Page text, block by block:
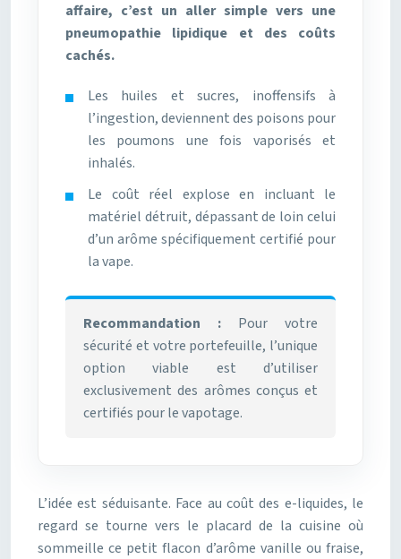
affaire, c’est un aller simple vers une
pneumopathie lipidique et des coûts
cachés.
Les huiles et sucres, inoffensifs à
l’ingestion, deviennent des poisons pour
les poumons une fois vaporisés et
inhalés.
Le coût réel explose en incluant le
matériel détruit, dépassant de loin celui
d’un arôme spécifiquement certifié pour
la vape.
Recommandation : Pour votre
sécurité et votre portefeuille, l’unique
option viable est d’utiliser
exclusivement des arômes conçus et
certifiés pour le vapotage.
L’idée est séduisante. Face au coût des e-liquides, le
regard se tourne vers le placard de la cuisine où
sommeille ce petit flacon d’arôme vanille ou fraise,